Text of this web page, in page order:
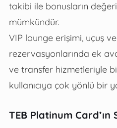
takibi ile bonusların
mümkündür.
VIP lounge erişimi, uçuş
rezervasyonlarında ek
ve transfer hizmetleriyle
kullanıcıya çok yönlü bir
TEB Platinum